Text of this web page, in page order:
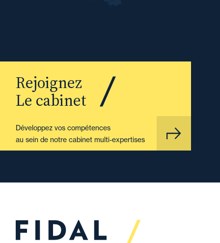
Rejoignez
Le cabinet
Développez vos compétences
au sein de notre cabinet multi-expertises